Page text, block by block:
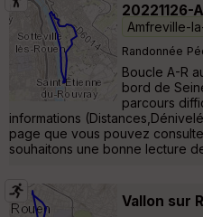
20221126-
Amfreville-
Randonnée
Boucle A-R
bord de
parcours
informations
page que vous pouvez
souhaitons une bonne lecture
Vallon sur